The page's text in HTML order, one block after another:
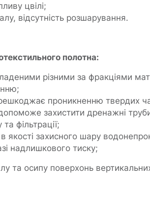
цвілі;
відсутність розшарування.
полотна:
різними за фракціями
проникненню твердих
захистити дренажні
фільтрації;
якості захисного шару
надлишкового тиску;
та осипу поверхонь